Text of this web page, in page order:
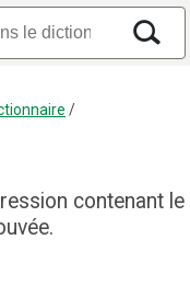
/
contenant le